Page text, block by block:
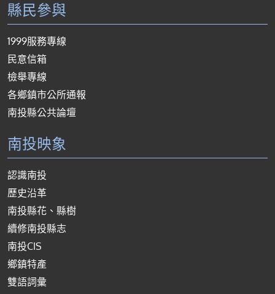
縣民參與
1999服務專線
民意信箱
檢舉專線
各鄉鎮市公所通報
南投縣公共論壇
南投映象
認識南投
歷史沿革
南投縣花、縣樹
續修南投縣志
南投CIS
鄉鎮特產
雙語詞彙